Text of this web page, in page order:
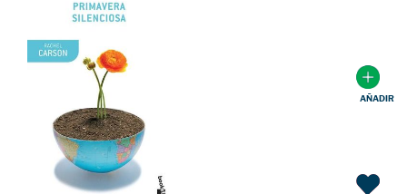
AÑADIR